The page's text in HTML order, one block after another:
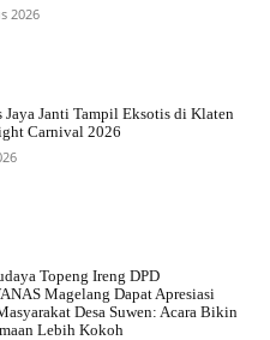
2026
Jaya Janti Tampil Eksotis di Klaten
Carnival 2026
Topeng Ireng DPD
Magelang Dapat Apresiasi
Desa Suwen: Acara Bikin
Lebih Kokoh